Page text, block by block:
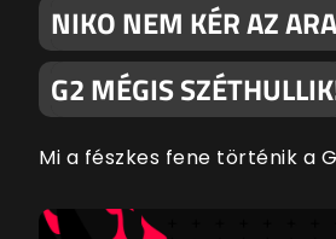
NIKO NEM KÉR AZ
G2 MÉGIS
Mi a fészkes fene történik a